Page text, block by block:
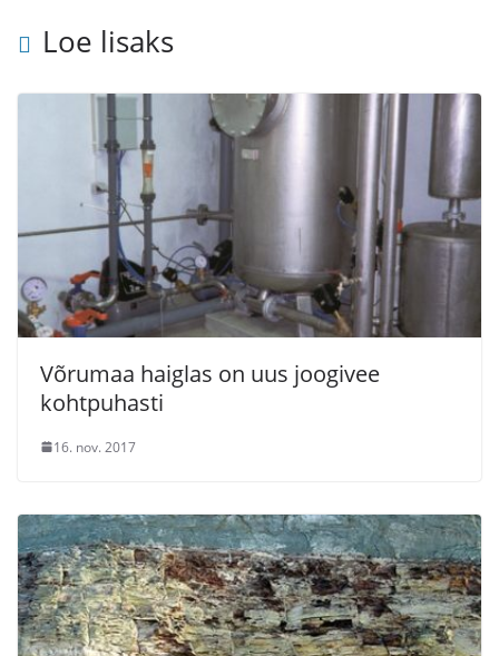
Loe lisaks
Võrumaa haiglas on uus joogivee
kohtpuhasti
16. nov. 2017